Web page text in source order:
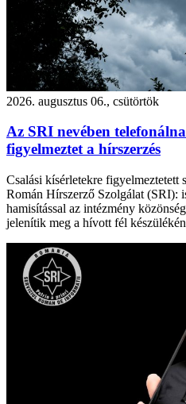
2026. augusztus 06., csütörtök
Az SRI nevében
figyelmeztet a hírszerzés
Csalási kísérletekre figyelmeztetett
Román Hírszerző Szolgálat (SRI):
hamisítással az intézmény
jelenítik meg a hívott fél